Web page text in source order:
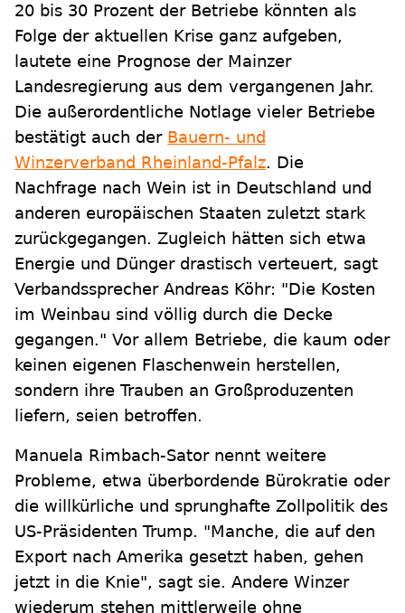
20 bis 30 Prozent der Betriebe könnten als
Folge der aktuellen Krise ganz aufgeben,
lautete eine Prognose der Mainzer
Landesregierung aus dem vergangenen Jahr.
Die außerordentliche Notlage vieler Betriebe
bestätigt auch der Bauern- und
Winzerverband Rheinland-Pfalz. Die
Nachfrage nach Wein ist in Deutschland und
anderen europäischen Staaten zuletzt stark
zurückgegangen. Zugleich hätten sich etwa
Energie und Dünger drastisch verteuert, sagt
Verbandssprecher Andreas Köhr: "Die Kosten
im Weinbau sind völlig durch die Decke
gegangen." Vor allem Betriebe, die kaum oder
keinen eigenen Flaschenwein herstellen,
sondern ihre Trauben an Großproduzenten
liefern, seien betroffen.
Manuela Rimbach-Sator nennt weitere
Probleme, etwa überbordende Bürokratie oder
die willkürliche und sprunghafte Zollpolitik des
US-Präsidenten Trump. "Manche, die auf den
Export nach Amerika gesetzt haben, gehen
jetzt in die Knie", sagt sie. Andere Winzer
wiederum stehen mittlerweile ohne